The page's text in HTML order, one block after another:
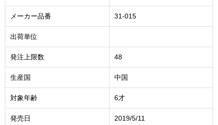
メーカー品番 31-015
出荷単位
発注上限数 48
生産国 中国
対象年齢 6才
発売日 2019/5/11